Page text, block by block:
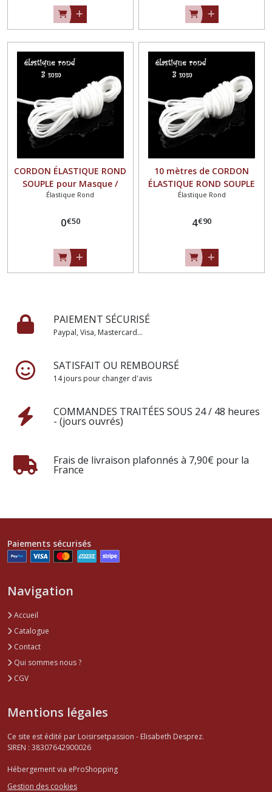
CORDON ÉLASTIQUE ROND
SOUPLE pour Masque /
BLANC ** 3 mm ** FOE -
Élastique Rond
0€50
10 mètres de CORDON
ÉLASTIQUE ROND SOUPLE
pour Masque / BLANC ** 3
Élastique Rond
4€90
PAIEMENT SÉCURISÉ
Paypal, Visa, Mastercard...
SATISFAIT OU REMBOURSÉ
14 jours pour changer d'avis
COMMANDES TRAITÉES SOUS 24 / 48 heures
- (jours ouvrés)
Frais de livraison plafonnés à 7,90€ pour la
France
Paiements sécurisés
Navigation
Accueil
Catalogue
Contact
Qui sommes nous ?
CGV
Mentions légales
Ce site est édité par Loisirsetpassion - Elisabeth Desprez.
SIREN : 38307642900026
Hébergement via eProShopping
Gestion des cookies